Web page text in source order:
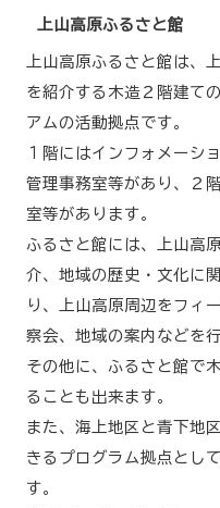
上山高原ふるさと館
上山高原ふるさと館は、
を紹介する木造２階建て
アムの活動拠点です。
１階にはインフォメーシ
管理事務室等があり、２
室等があります。
ふるさと館には、上山高
介、地域の歴史・文化に
り、上山高原周辺をフィ
察会、地域の案内などを
その他に、ふるさと館で
ることも出来ます。
また、海上地区と青下地
きるプログラム拠点とし
す。